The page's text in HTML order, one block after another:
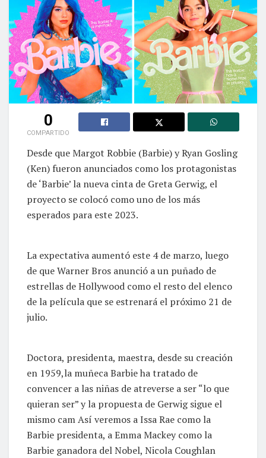
0
COMPARTIDO
Desde que Margot Robbie (Barbie) y Ryan Gosling
(Ken) fueron anunciados como los protagonistas
de ‘Barbie’ la nueva cinta de Greta Gerwig, el
proyecto se colocó como uno de los más
esperados para este 2023.
La expectativa aumentó este 4 de marzo, luego
de que Warner Bros anunció a un puñado de
estrellas de Hollywood como el resto del elenco
de la película que se estrenará el próximo 21 de
julio.
Doctora, presidenta, maestra, desde su creación
en 1959,la muñeca Barbie ha tratado de
convencer a las niñas de atreverse a ser “lo que
quieran ser” y la propuesta de Gerwig sigue el
mismo cam Así veremos a Issa Rae como la
Barbie presidenta, a Emma Mackey como la
Barbie ganadora del Nobel, Nicola Coughlan